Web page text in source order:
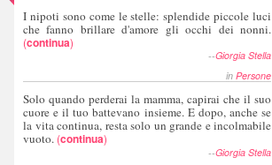
I nipoti sono come le stelle: splendide piccole luci
che fanno brillare d'amore gli occhi dei nonni.
(continua)
--Giorgia Stella
in Persone
Solo quando perderai la mamma, capirai che il suo
cuore e il tuo battevano insieme. E dopo, anche se
la vita continua, resta solo un grande e incolmabile
vuoto. (continua)
--Giorgia Stella